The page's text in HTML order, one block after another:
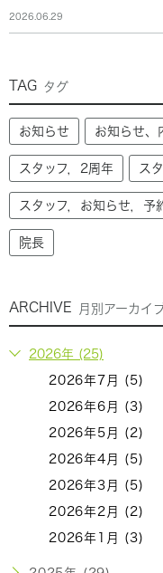
2026.06.29
TAG タグ
お知らせ お知らせ、
スタッフ，2周年 ス
スタッフ，お知らせ，予
院長
ARCHIVE 月別アーカイ
2026年 (25)
2026年7月 (5)
2026年6月 (3)
2026年5月 (2)
2026年4月 (5)
2026年3月 (5)
2026年2月 (2)
2026年1月 (3)